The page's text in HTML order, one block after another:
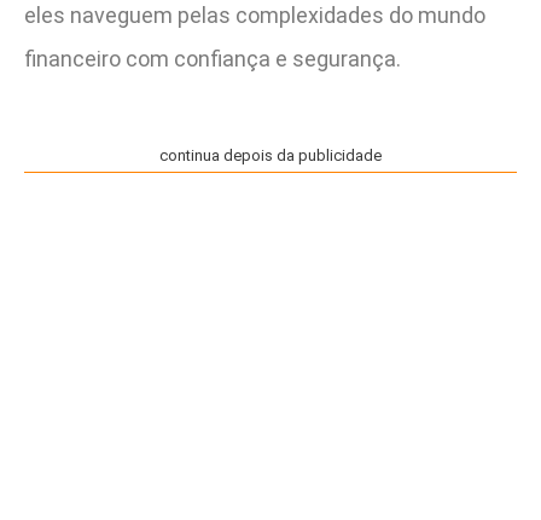
eles naveguem pelas complexidades do mundo
financeiro com confiança e segurança​.
continua depois da publicidade